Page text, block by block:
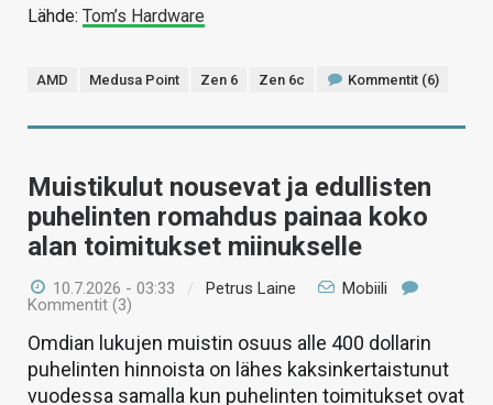
Lähde: Tom’s Hardware
AMD Medusa Point Zen 6 Zen 6c Kommentit (6)
Muistikulut nousevat ja edullisten
puhelinten romahdus painaa koko
alan toimitukset miinukselle
10.7.2026 - 03:33 / Petrus Laine
Mobiili
Kommentit (3)
Omdian lukujen muistin osuus alle 400 dollarin
puhelinten hinnoista on lähes kaksinkertaistunut
vuodessa samalla kun puhelinten toimitukset ovat